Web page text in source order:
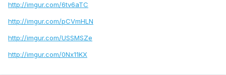
http://imgur.com/6tv6aTC
http://imgur.com/pCVmHLN
http://imgur.com/USSMSZe
http://imgur.com/0Nx11KX